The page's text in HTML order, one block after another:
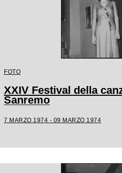
FOTO
XXIV Festival della
Sanremo
7 MARZO 1974 - 09 MARZO 1974